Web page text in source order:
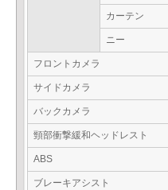
カーテン
ニー
フロントカメラ
サイドカメラ
バックカメラ
頸部衝撃緩和ヘッドレスト
ABS
ブレーキアシスト